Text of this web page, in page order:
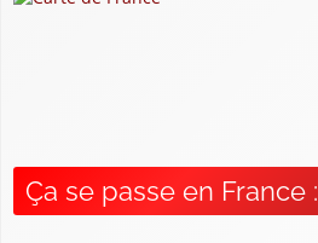
Ça se passe en France :